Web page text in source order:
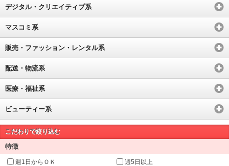
デジタル・クリエイティブ系
マスコミ系
販売・ファッション・レンタル系
配送・物流系
医療・福祉系
ビューティー系
こだわりで絞り込む
特徴
週1日からＯＫ 週5日以上